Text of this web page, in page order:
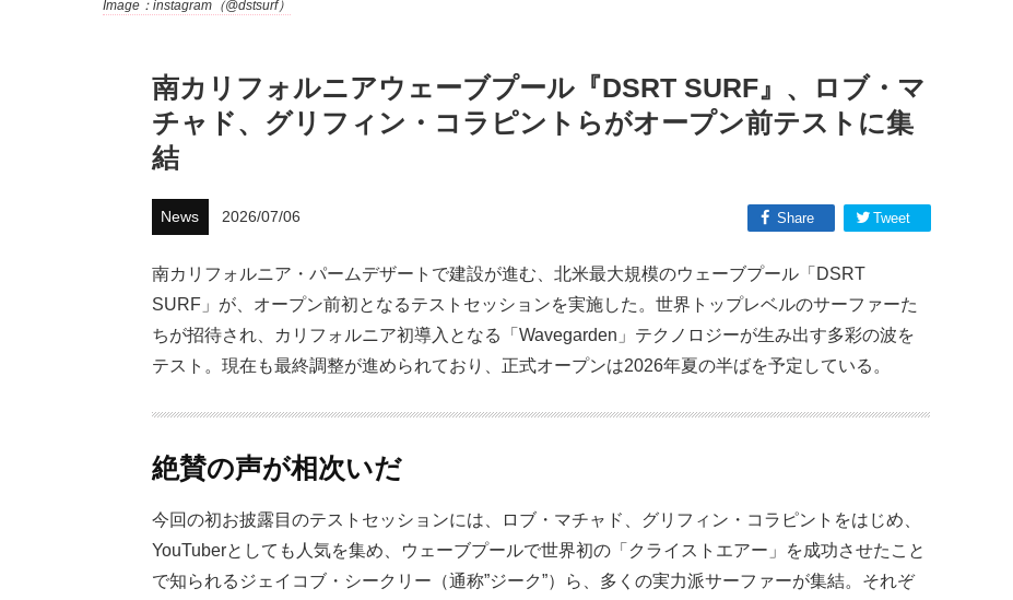
Image：instagram（@dstsurf）
南カリフォルニアウェーブプール『DSRT SURF』、ロブ・マ
チャド、グリフィン・コラピントらがオープン前テストに集
結
News 2026/07/06 Tweet
Share
南カリフォルニア・パームデザートで建設が進む、北米最大規模のウェーブプール「DSRT
SURF」が、オープン前初となるテストセッションを実施した。世界トップレベルのサーファーた
ちが招待され、カリフォルニア初導入となる「Wavegarden」テクノロジーが生み出す多彩の波を
テスト。現在も最終調整が進められており、正式オープンは2026年夏の半ばを予定している。
絶賛の声が相次いだ
今回の初お披露目のテストセッションには、ロブ・マチャド、グリフィン・コラピントをはじめ、
YouTuberとしても人気を集め、ウェーブプールで世界初の「クライストエアー」を成功させたこと
で知られるジェイコブ・シークリー（通称”ジーク”）ら、多くの実力派サーファーが集結。それぞ